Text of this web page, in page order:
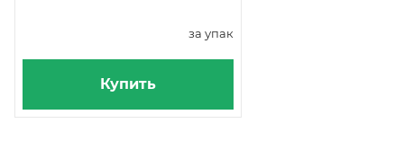
за упак
Купить